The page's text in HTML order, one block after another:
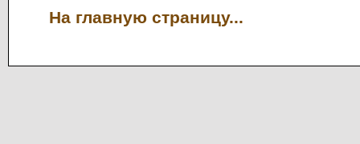
На главную страницу...